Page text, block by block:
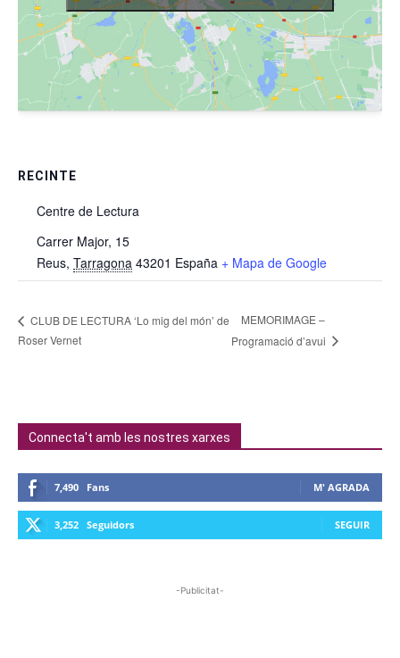
RECINTE
Centre de Lectura
Carrer Major, 15
Reus, Tarragona 43201 España + Mapa de Google
CLUB DE LECTURA ‘Lo mig del món’ de
Roser Vernet
MEMORIMAGE –
Programació d’avui
Connecta't amb les nostres xarxes
7,490 Fans M' AGRADA
3,252 Seguidors SEGUIR
-Publicitat-